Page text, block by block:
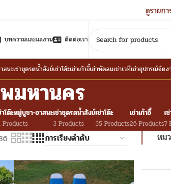
ดูรายก
บทความและผลงาน ติดต่อเรา
สนะเช่าชุดรดน้ำสังข์เช่าโต๊ะเช่าเก้าอี้เช่าพัดลมเช่าเวทีเช่าอุปกรณ์จัด
มหานคร
าโต๊ะหมู่บูชา-อาสนะ
Products
เช่าชุดรดน้ำสังข์
3 Products
เช่าโต๊ะ
35 Products
เช่าเก้าอี้
26 Products
เ
7
หม